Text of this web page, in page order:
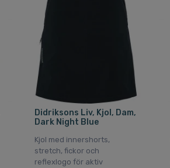
Didriksons Liv, Kjol, Dam,
Dark Night Blue
Kjol med innershorts,
stretch, fickor och
reflexlogo för aktiv